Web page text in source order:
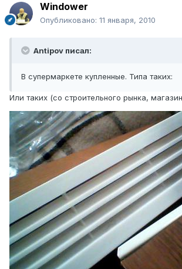
Windower
Опубликовано: 11 января, 2010
Antipov писал:
В супермаркете купленные. Типа таких:
Или таких (со строительного рынка,